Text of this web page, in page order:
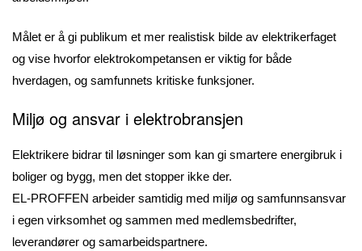
Målet er å gi publikum et mer realistisk bilde av elektrikerfaget
og vise hvorfor elektrokompetansen er viktig for både
hverdagen, og samfunnets kritiske funksjoner.
Miljø og ansvar i elektrobransjen
Elektrikere bidrar til løsninger som kan gi smartere energibruk i
boliger og bygg, men det stopper ikke der.
EL-PROFFEN arbeider samtidig med miljø og samfunnsansvar
i egen virksomhet og sammen med medlemsbedrifter,
leverandører og samarbeidspartnere.